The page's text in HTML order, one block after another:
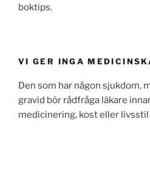
boktips.
VI GER INGA
Den som har någon sjukdom,
gravid bör rådfråga läkare
medicinering, kost eller livsstil